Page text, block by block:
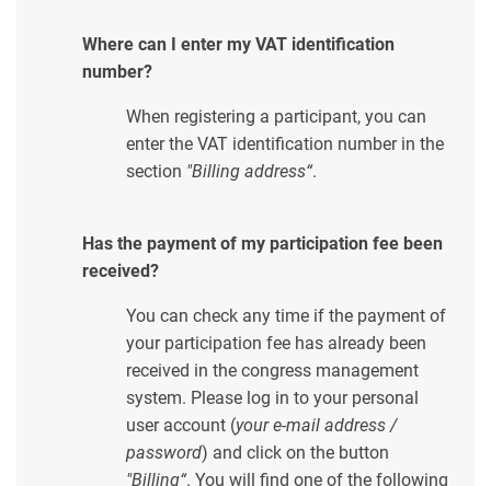
Where can I enter my VAT identification
number?
When registering a participant, you can
enter the VAT identification number in the
section "Billing address“.
Has the payment of my participation fee been
received?
You can check any time if the payment of
your participation fee has already been
received in the congress management
system. Please log in to your personal
user account (your e-mail address /
password) and click on the button
"Billing“. You will find one of the following